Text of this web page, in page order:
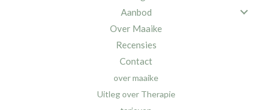
Aanbod
Over Maaike
Recensies
Contact
over maaike
Uitleg over Therapie